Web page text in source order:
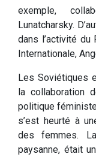
exemple,
Lunatcharsky.
dans l’activité
Internationale,
Les Soviétiques
la collaboration
politique
s’est heurté à
des femmes.
paysanne, était